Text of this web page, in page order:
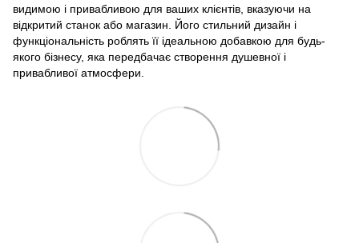
видимою і привабливою для ваших клієнтів, вказуючи на
відкритий станок або магазин. Його стильний дизайн і
функціональність роблять її ідеальною добавкою для будь-
якого бізнесу, яка передбачає створення душевної і
привабливої ​​атмосфери.